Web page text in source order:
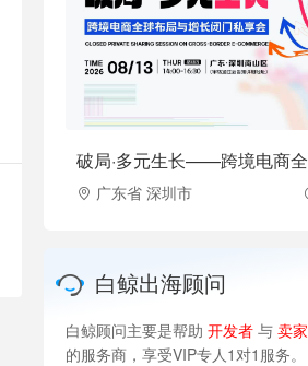
广东省 深圳市
白鲸出海顾问
白鲸顾问主要是帮助 开发者 与 卖家
的服务商，享受VIP专人1对1服务。